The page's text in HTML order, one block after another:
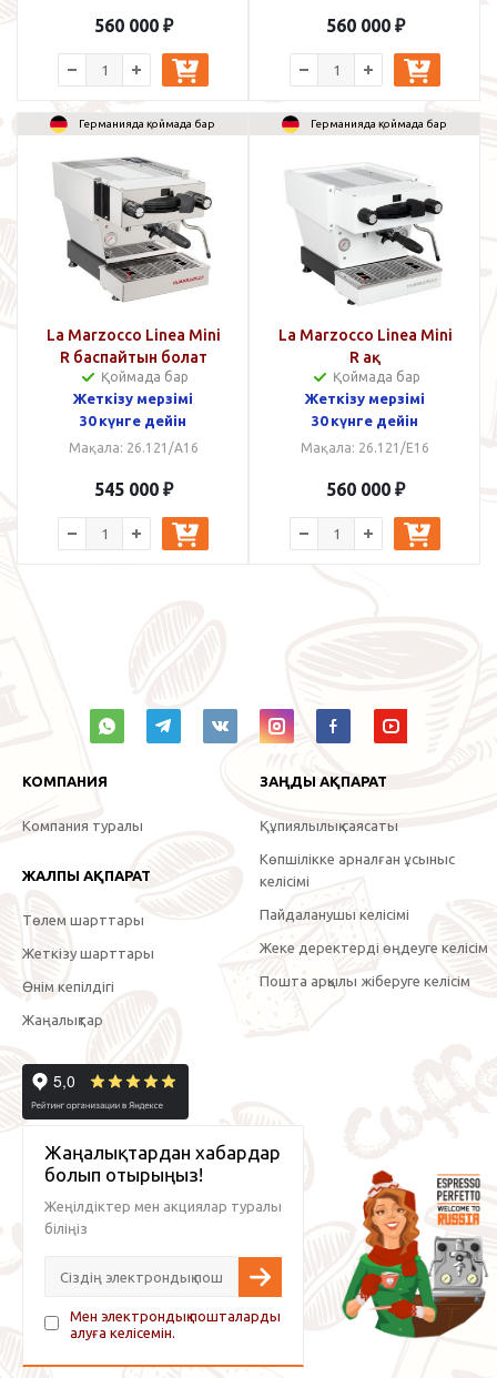
560 000 ₽ 560 000 ₽
Германияда қоймада бар
La Marzocco Linea Mini
R баспайтын болат
Қоймада бар
Жеткізу мерзімі
30 күнге дейін
Мақала: 26.121/A16
545 000 ₽
Германияда қоймада бар
La Marzocco Linea Mini
R ақ
Қоймада бар
Жеткізу мерзімі
30 күнге дейін
Мақала: 26.121/E16
560 000 ₽
КОМПАНИЯ
Компания туралы
ЖАЛПЫ АҚПАРАТ
Төлем шарттары
Жеткізу шарттары
Өнім кепілдігі
Жаңалықтар
ЗАҢДЫ АҚПАРАТ
Құпиялылық саясаты
Көпшілікке арналған ұсыныс
келісімі
Пайдаланушы келісімі
Жеке деректерді өңдеуге келісім
Пошта арқылы жіберуге келісім
Жаңалықтардан хабардар
болып отырыңыз!
Жеңілдіктер мен акциялар туралы
біліңіз
Мен электрондық пошталарды
алуға келісемін.